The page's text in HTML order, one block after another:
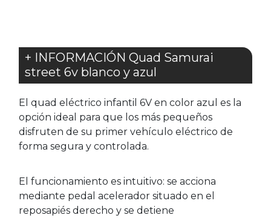
+ INFORMACIÓN Quad Samurai
street 6v blanco y azul
El quad eléctrico infantil 6V en color azul es la
opción ideal para que los más pequeños
disfruten de su primer vehículo eléctrico de
forma segura y controlada.
El funcionamiento es intuitivo: se acciona
mediante pedal acelerador situado en el
reposapiés derecho y se detiene